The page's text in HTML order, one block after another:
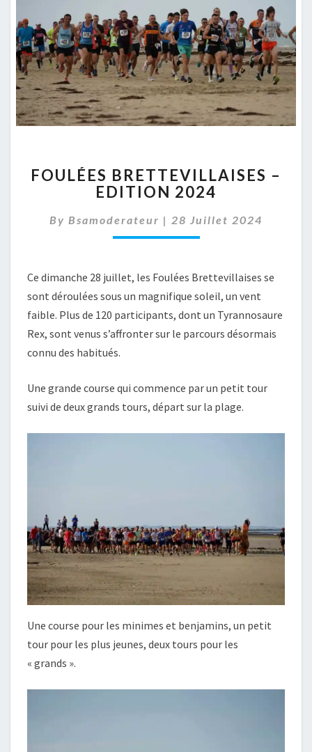
BRETTEVILLAISES
–
2024
FOULÉES BRETTEVILLAISES –
EDITION 2024
By Bsamoderateur | 28 Juillet 2024
Ce dimanche 28 juillet, les Foulées Brettevillaises se
sont déroulées sous un magnifique soleil, un vent
faible. Plus de 120 participants, dont un Tyrannosaure
Rex, sont venus s’affronter sur le parcours désormais
connu des habitués.
Une grande course qui commence par un petit tour
suivi de deux grands tours, départ sur la plage.
Une course pour les minimes et benjamins, un petit
tour pour les plus jeunes, deux tours pour les
« grands ».